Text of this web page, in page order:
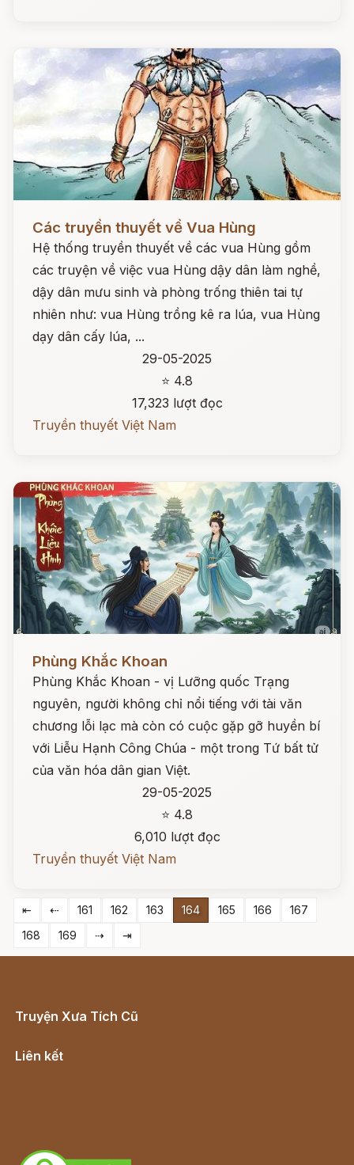
Các truyền thuyết về Vua Hùng
Hệ thống truyền thuyết về các vua Hùng gồm
các truyện về việc vua Hùng dậy dân làm nghề,
dậy dân mưu sinh và phòng trống thiên tai tự
nhiên như: vua Hùng trồng kê ra lúa, vua Hùng
dạy dân cấy lúa, ...
29-05-2025
⭐ 4.8
17,323 lượt đọc
Truyền thuyết Việt Nam
Phùng Khắc Khoan
Phùng Khắc Khoan - vị Lưỡng quốc Trạng
nguyên, người không chỉ nổi tiếng với tài văn
chương lỗi lạc mà còn có cuộc gặp gỡ huyền bí
với Liễu Hạnh Công Chúa - một trong Tứ bất tử
của văn hóa dân gian Việt.
29-05-2025
⭐ 4.8
6,010 lượt đọc
Truyền thuyết Việt Nam
⇤ ⇠ 161 162 163 164 165 166
167
168
169 ⇢ ⇥
Truyện Xưa Tích Cũ
Liên kết